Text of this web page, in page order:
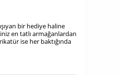
bir hediye haline
en tatlı armağanlardan
ise her baktığında